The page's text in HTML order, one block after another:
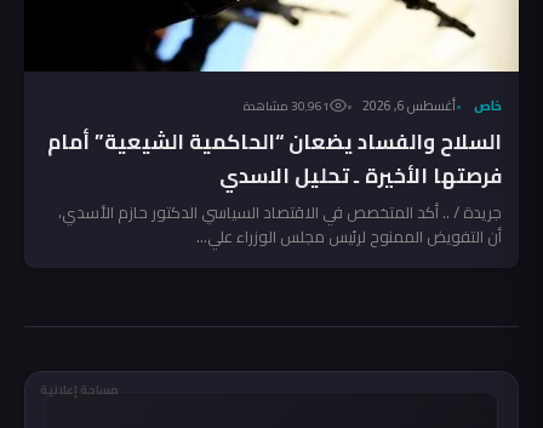
خاص أغسطس 6, 2026 30٬961 مشاهدة
السلاح والفساد يضعان “الحاكمية الشيعية” أمام
فرصتها الأخيرة ـ تحليل الاسدي
جريدة / .. أكد المتخصص في الاقتصاد السياسي الدكتور حازم الأسدي،
أن التفويض الممنوح لرئيس مجلس الوزراء علي...
مساحة إعلانية